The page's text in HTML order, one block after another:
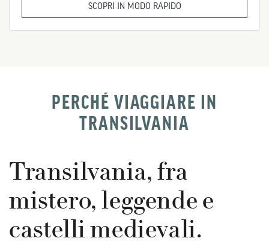
SCOPRI IN MODO RAPIDO
PERCHÉ VIAGGIARE IN
TRANSILVANIA
Transilvania, fra
mistero, leggende e
castelli medievali.